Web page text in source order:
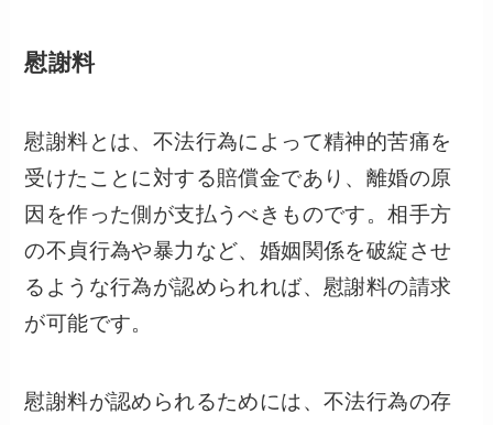
慰謝料
慰謝料とは、不法行為によって精神的苦痛を
受けたことに対する賠償金であり、離婚の原
因を作った側が支払うべきものです。相手方
の不貞行為や暴力など、婚姻関係を破綻させ
るような行為が認められれば、慰謝料の請求
が可能です。
慰謝料が認められるためには、不法行為の存